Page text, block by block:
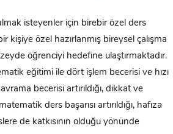
isteyenler için birebir özel ders
kişiye özel hazırlanmış bireysel çalışma
öğrenciyi hedefine ulaştırmaktadır.
eğitimi ile dört işlem becerisi ve hızı
becerisi artırıldığı, dikkat ve
ders başarısı artırıldığı, hafıza
de katkısının olduğu yönünde